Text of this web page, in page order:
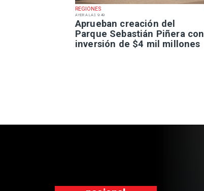
REGIONES
AYER A LAS 9:49
Aprueban creación del
Parque Sebastián Piñera con
inversión de $4 mil millones